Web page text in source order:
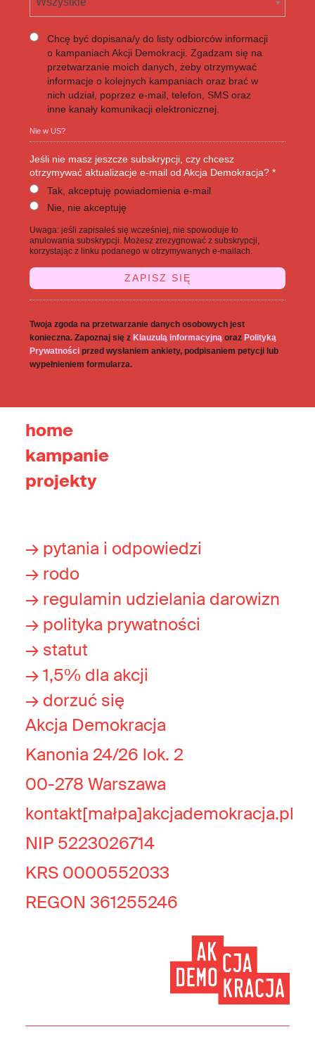
Chcę być dopisana/y do listy odbiorców informacji
o kampaniach Akcji Demokracji. Zgadzam się na
przetwarzanie moich danych, żeby otrzymywać
informacje o kolejnych kampaniach oraz brać w
nich udział, poprzez e-mail, telefon, SMS oraz
inne kanały komunikacji elektronicznej.
Nie wUS?
Jeśli nie masz jeszcze subskrypcji, czy chcesz
otrzymywać aktualizacje e-mail od Akcja Demokracja? *
Tak, akceptuję powiadomienia e-mail
Nie, nie akceptuję
Uwaga: jeśli zapisałeś się wcześniej, nie spowoduje to
anulowania subskrypcji. Możesz zrezygnować z subskrypcji,
korzystając z linku podanego w otrzymywanych e-mailach.
Twoja zgoda na przetwarzanie danych osobowych jest
konieczna. Zapoznaj się zKlauzulą informacyjną orazPolityką
Prywatności przed wysłaniem ankiety, podpisaniem petycji lub
wypełnieniem formularza.
home
kampanie
projekty
→ pytania i odpowiedzi
→ rodo
→ regulamin udzielania darowizn
→ polityka prywatności
→ statut
→ 1,5% dla akcji
→ dorzuć się
Akcja Demokracja
Kanonia 24/26 lok. 2
00-278 Warszawa
kontakt[małpa]akcjademokracja.pl
NIP 5223026714
KRS 0000552033
REGON 361255246